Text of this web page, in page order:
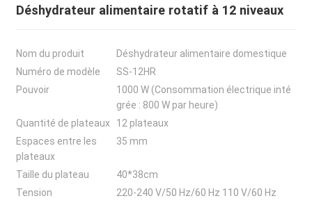
Déshydrateur alimentaire rotatif à 12 niveaux
Nom du produit
Déshydrateur alimentaire domestique
Numéro de modèle
SS-12HR
Pouvoir
1000 W (Consommation électrique inté
grée : 800 W par heure)
Quantité de plateaux
12 plateaux
Espaces entre les
plateaux
35 mm
Taille du plateau
40*38cm
Tension
220-240 V/50 Hz/60 Hz 110 V/60 Hz